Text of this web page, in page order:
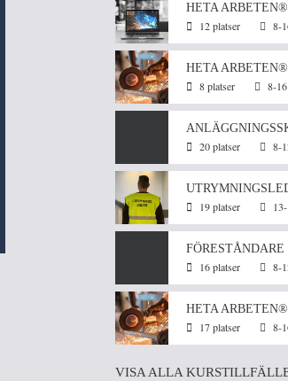
HETA
12 platser 8-
HETA
8 platser 8-16
20 platser 8-
19 platser
16 platser 8-
HETA ARBETEN®
17 platser 8-
VISA ALLA